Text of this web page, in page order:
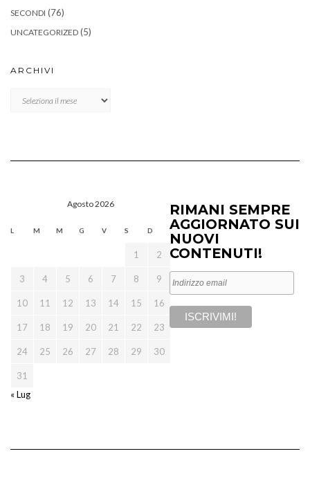
SECONDI (76)
UNCATEGORIZED (5)
ARCHIVI
Agosto 2026
L M M G V S D
1 2
3 4 5 6 7 8 9
10 11 12 13 14 15 16
17 18 19 20 21 22 23
24 25 26 27 28 29 30
31
« Lug
RIMANI SEMPRE
AGGIORNATO SUI
NUOVI
CONTENUTI!